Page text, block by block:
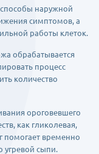
способы наружной
симптомов, а
работы клеток.
обрабатывается
процесс
количество
ороговевшего
как гликолевая,
помогает временно
угревой сыпи.